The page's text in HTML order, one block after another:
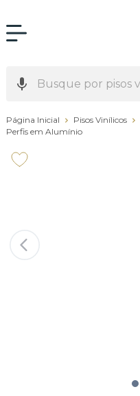
Página Inicial Pisos Vinílicos
Perfis em Alumínio